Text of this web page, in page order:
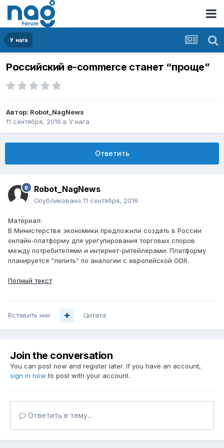
У нага
Российский e-commerce станет “проще”
Автор: Robot_NagNews
11 сентября, 2016 в У нага
Ответить
Robot_NagNews
Опубликовано 11 сентября, 2016
Материал:
В Министерстве экономики предложили создать в России
онлайн-платформу для урегулирования торговых споров
между потребителями и интернет-ритейлерами. Платформу
планируется “лепить” по аналогии с европейской ODR.
Полный текст
Вставить ник Цитата
Join the conversation
You can post now and register later. If you have an account,
sign in now to post with your account.
Ответить в тему...